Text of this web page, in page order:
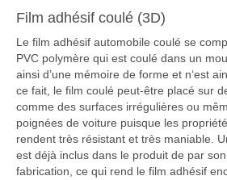
Film adhésif coulé (3D)
Le film adhésif automobile coulé se
PVC polymère qui est coulé dans un
ainsi d’une mémoire de forme et n‘est
ce fait, le film coulé peut-être placé sur
comme des surfaces irrégulières ou
poignées de voiture puisque les
rendent très résistant et très maniable.
est déjà inclus dans le produit de par
fabrication, ce qui rend le film adhésif